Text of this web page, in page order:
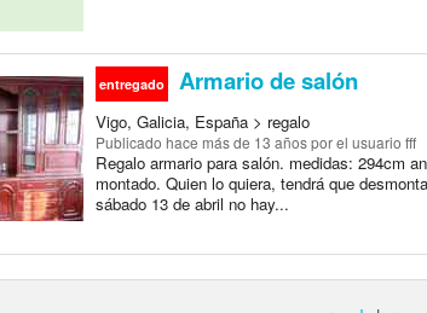
entregado Armario de salón
Vigo, Galicia, España > regalo
Publicado hace más de 13 añospor el usuario fff
Regalo armario para salón. medidas: 294cm
montado. Quien lo quiera, tendrá que
sábado 13 de abril no hay...